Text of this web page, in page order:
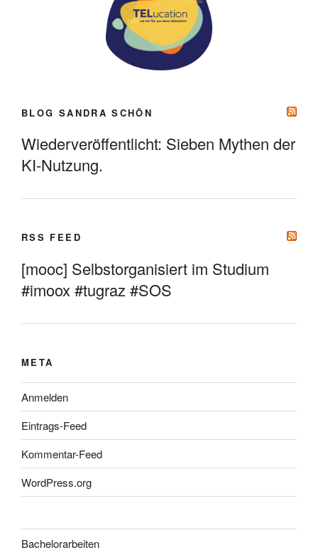
BLOG SANDRA SCHÖN
Wiederveröffentlicht: Sieben Mythen der
KI-Nutzung.
RSS FEED
[mooc] Selbstorganisiert im Studium
#imoox #tugraz #SOS
META
Anmelden
Eintrags-Feed
Kommentar-Feed
WordPress.org
Bachelorarbeiten